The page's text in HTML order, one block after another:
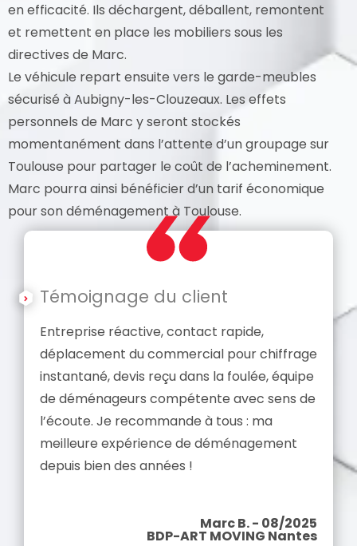
en efficacité. Ils déchargent, déballent, remontent
et remettent en place les mobiliers sous les
directives de Marc.
Le véhicule repart ensuite vers le garde-meubles
sécurisé à Aubigny-les-Clouzeaux. Les effets
personnels de Marc y seront stockés
momentanément dans l’attente d’un groupage sur
Toulouse pour partager le coût de l’acheminement.
Marc pourra ainsi bénéficier d’un tarif économique
pour son déménagement à Toulouse.
Témoignage du client
Entreprise réactive, contact rapide,
déplacement du commercial pour chiffrage
instantané, devis reçu dans la foulée, équipe
de déménageurs compétente avec sens de
l’écoute. Je recommande à tous : ma
meilleure expérience de déménagement
depuis bien des années !
Marc B. - 08/2025
BDP-ART MOVING Nantes